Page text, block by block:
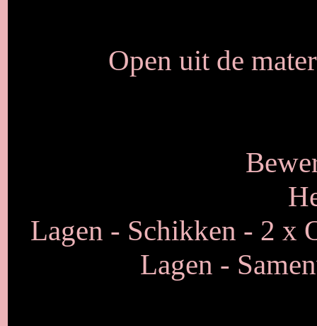
Open uit de
Lagen - Schikken - 2 x
Lagen -